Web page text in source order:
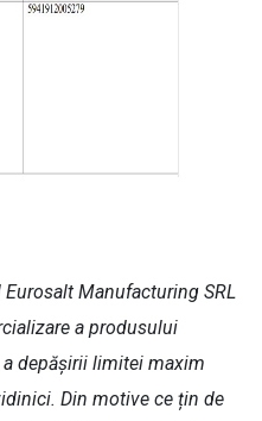
Manufacturing SRL
a produsului
depășirii limitei maxim
Din motive ce țin de